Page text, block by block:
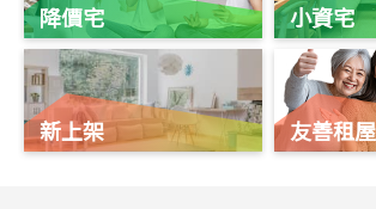
降價宅
新上架
小資宅
友善租